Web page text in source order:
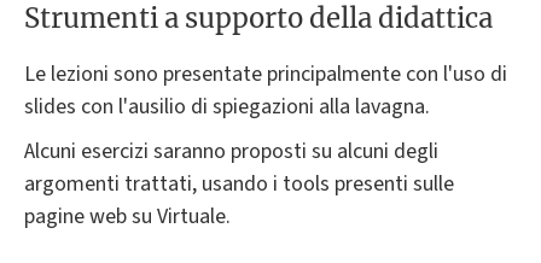
Strumenti a supporto della didattica
Le lezioni sono presentate principalmente con l'uso di
slides con l'ausilio di spiegazioni alla lavagna.
Alcuni esercizi saranno proposti su alcuni degli
argomenti trattati, usando i tools presenti sulle
pagine web su Virtuale.